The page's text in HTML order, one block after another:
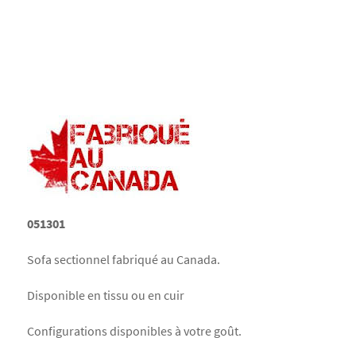
051301
Sofa sectionnel fabriqué au Canada.
Disponible en tissu ou en cuir
Configurations disponibles à votre goût.